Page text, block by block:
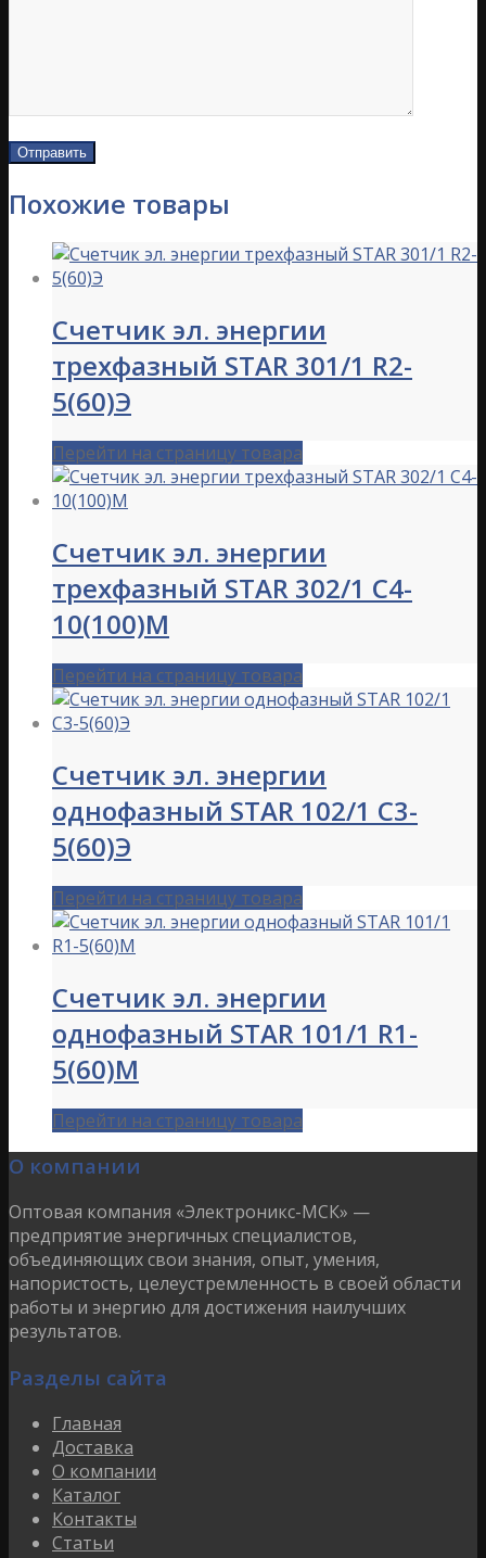
Похожие товары
Счетчик эл. энергии
трехфазный STAR 301/1 R2-
5(60)Э
Перейти на страницу товара
Счетчик эл. энергии
трехфазный STAR 302/1 С4-
10(100)М
Перейти на страницу товара
Счетчик эл. энергии
однофазный STAR 102/1 C3-
5(60)Э
Перейти на страницу товара
Счетчик эл. энергии
однофазный STAR 101/1 R1-
5(60)М
Перейти на страницу товара
О компании
Оптовая компания «Электроникс-МСК» —
предприятие энергичных специалистов,
объединяющих свои знания, опыт, умения,
напористость, целеустремленность в своей области
работы и энергию для достижения наилучших
результатов.
Разделы сайта
Главная
Доставка
О компании
Каталог
Контакты
Статьи